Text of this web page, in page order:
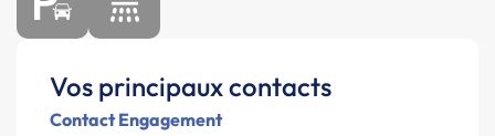
Vos principaux contacts
Contact Engagement